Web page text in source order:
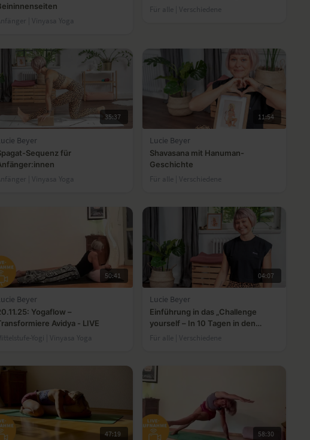
| Vinyasa Yoga
Für alle | Verschiedene
35:37
Beyer
Sequenz für
| Vinyasa Yoga
11:54
Lucie Beyer
Shavasana mit Hanuman-
Geschichte
Für alle | Verschiedene
50:41
Beyer
Yogaflow –
Avidya - LIVE
Mittelstufe-Yogi | Vinyasa Yoga
04:07
Lucie Beyer
Einführung in das „Challenge
yourself – In 10 Tagen in den
Spagat”-Programm
Für alle | Verschiedene
47:19 58:30